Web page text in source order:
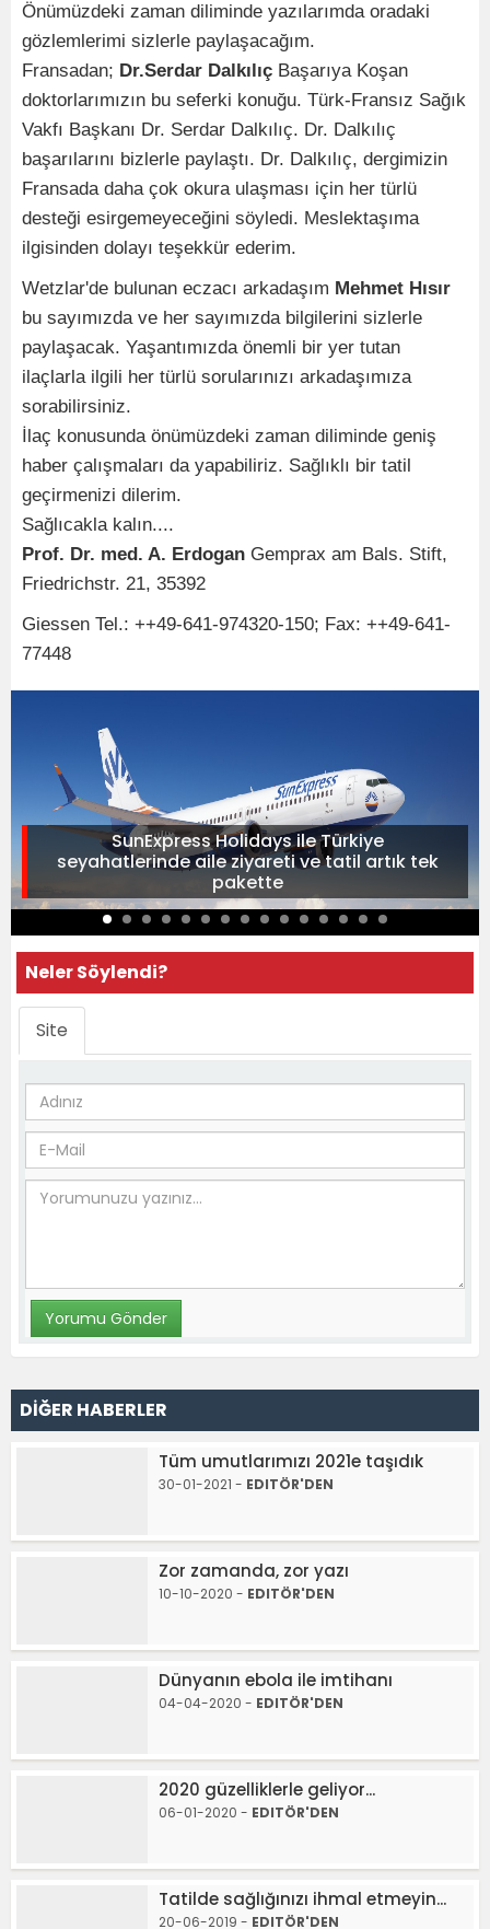
Önümüzdeki zaman diliminde yazılarımda oradaki
gözlemlerimi sizlerle paylaşacağım.
Fransadan; Dr.Serdar Dalkılıç Başarıya Koşan
doktorlarımızın bu seferki konuğu. Türk-Fransız Sağık
Vakfı Başkanı Dr. Serdar Dalkılıç. Dr. Dalkılıç
başarılarını bizlerle paylaştı. Dr. Dalkılıç, dergimizin
Fransada daha çok okura ulaşması için her türlü
desteği esirgemeyeceğini söyledi. Meslektaşıma
ilgisinden dolayı teşekkür ederim.
Wetzlar'de bulunan eczacı arkadaşım Mehmet Hısır
bu sayımızda ve her sayımızda bilgilerini sizlerle
paylaşacak. Yaşantımızda önemli bir yer tutan
ilaçlarla ilgili her türlü sorularınızı arkadaşımıza
sorabilirsiniz.
İlaç konusunda önümüzdeki zaman diliminde geniş
haber çalışmaları da yapabiliriz. Sağlıklı bir tatil
geçirmenizi dilerim.
Sağlıcakla kalın....
Prof. Dr. med. A. Erdogan Gemprax am Bals. Stift,
Friedrichstr. 21, 35392
Giessen Tel.: ++49-641-974320-150; Fax: ++49-641-
77448
SunExpress Holidays ile Türkiye
seyahatlerinde aile ziyareti ve tatil artık tek
pakette
Neler Söylendi?
Site
DİĞER HABERLER
Tüm umutlarımızı 2021e taşıdık
30-01-2021 - EDITÖR'DEN
Zor zamanda, zor yazı
10-10-2020 - EDITÖR'DEN
Dünyanın ebola ile imtihanı
04-04-2020 - EDITÖR'DEN
2020 güzelliklerle geliyor...
06-01-2020 - EDITÖR'DEN
Tatilde sağlığınızı ihmal etmeyin...
20-06-2019 - EDITÖR'DEN